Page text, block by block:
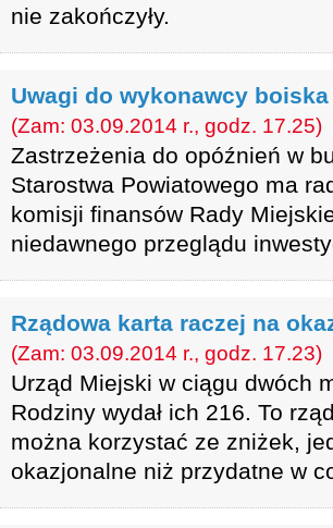
nie zakończyły.
Uwagi do wykonawcy
(Zam: 03.09.2014 r., godz. 17.25)
Zastrzeżenia do opóźnień w
Starostwa Powiatowego ma
komisji finansów Rady
niedawnego przeglądu
Rządowa karta raczej na
(Zam: 03.09.2014 r., godz. 17.23)
Urząd Miejski w ciągu dwóch
Rodziny wydał ich 216. To
można korzystać ze zniżek,
okazjonalne niż przydatne w